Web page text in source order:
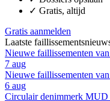
✓ Gratis, altijd
Gratis aanmelden
Laatste
Nieuwe faillissementen
7 aug
Nieuwe faillissementen
6 aug
Circulair denimmerk MUD